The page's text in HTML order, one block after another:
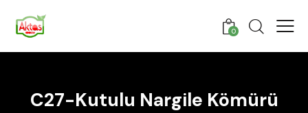
0
C27-Kutulu Nargile Kömürü